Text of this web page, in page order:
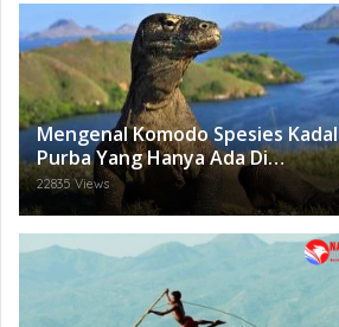
Mengenal Komodo Spesies Kadal
Purba Yang Hanya Ada Di
Indonesia.
22835 Views